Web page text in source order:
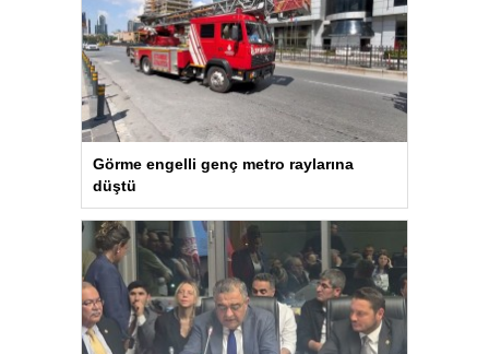
Görme engelli genç metro raylarına
düştü